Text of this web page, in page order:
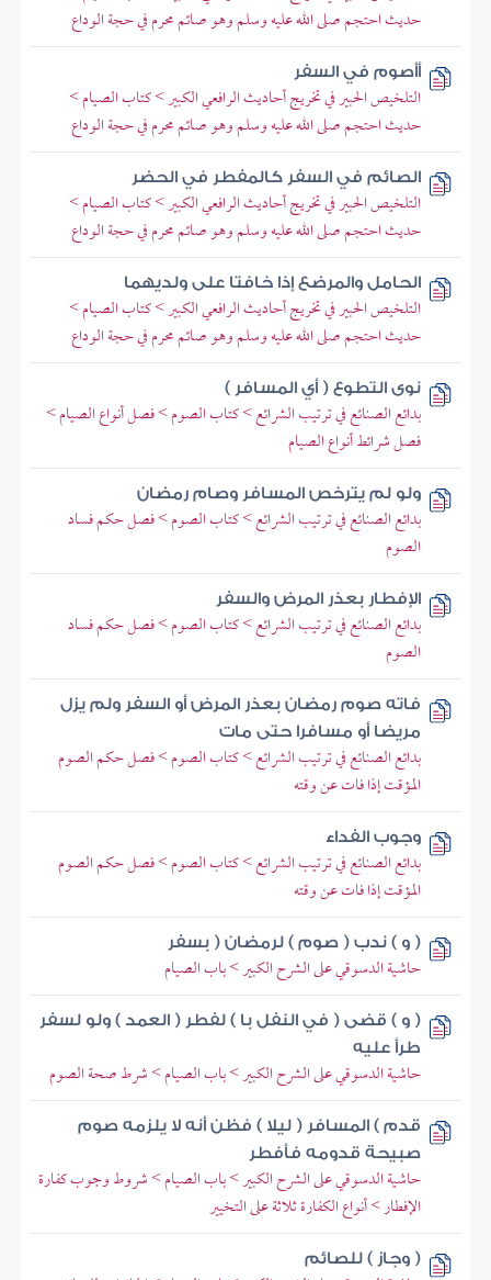
حديث احتجم صلى الله عليه وسلم وهو صائم محرم في حجة الوداع
أأصوم في السفر
التلخيص الحبير في تخريج أحاديث الرافعي الكبير > كتاب الصيام >
حديث احتجم صلى الله عليه وسلم وهو صائم محرم في حجة الوداع
الصائم في السفر كالمفطر في الحضر
التلخيص الحبير في تخريج أحاديث الرافعي الكبير > كتاب الصيام >
حديث احتجم صلى الله عليه وسلم وهو صائم محرم في حجة الوداع
الحامل والمرضع إذا خافتا على ولديهما
التلخيص الحبير في تخريج أحاديث الرافعي الكبير > كتاب الصيام >
حديث احتجم صلى الله عليه وسلم وهو صائم محرم في حجة الوداع
نوى التطوع ( أي المسافر )
بدائع الصنائع في ترتيب الشرائع > كتاب الصوم > فصل أنواع الصيام >
فصل شرائط أنواع الصيام
ولو لم يترخص المسافر وصام رمضان
بدائع الصنائع في ترتيب الشرائع > كتاب الصوم > فصل حكم فساد
الصوم
الإفطار بعذر المرض والسفر
بدائع الصنائع في ترتيب الشرائع > كتاب الصوم > فصل حكم فساد
الصوم
فاته صوم رمضان بعذر المرض أو السفر ولم يزل
مريضا أو مسافرا حتى مات
بدائع الصنائع في ترتيب الشرائع > كتاب الصوم > فصل حكم الصوم
المؤقت إذا فات عن وقته
وجوب الفداء
بدائع الصنائع في ترتيب الشرائع > كتاب الصوم > فصل حكم الصوم
المؤقت إذا فات عن وقته
( و ) ندب ( صوم ) لرمضان ( بسفر
حاشية الدسوقي على الشرح الكبير > باب الصيام
( و ) قضى ( في النفل با ) لفطر ( العمد ) ولو لسفر
طرأ عليه
حاشية الدسوقي على الشرح الكبير > باب الصيام > شرط صحة الصوم
قدم ) المسافر ( ليلا ) فظن أنه لا يلزمه صوم
صبيحة قدومه فأفطر
حاشية الدسوقي على الشرح الكبير > باب الصيام > شروط وجوب كفارة
الإفطار > أنواع الكفارة ثلاثة على التخيير
( وجاز ) للصائم